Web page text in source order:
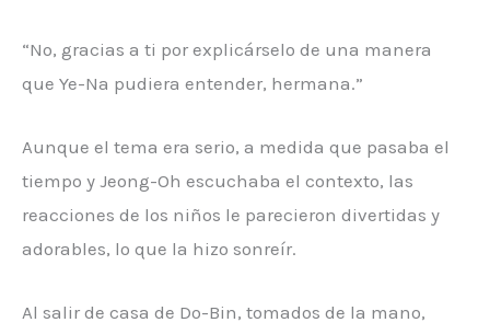
“No, gracias a ti por explicárselo de una manera
que Ye-Na pudiera entender, hermana.”
Aunque el tema era serio, a medida que pasaba el
tiempo y Jeong-Oh escuchaba el contexto, las
reacciones de los niños le parecieron divertidas y
adorables, lo que la hizo sonreír.
Al salir de casa de Do-Bin, tomados de la mano,